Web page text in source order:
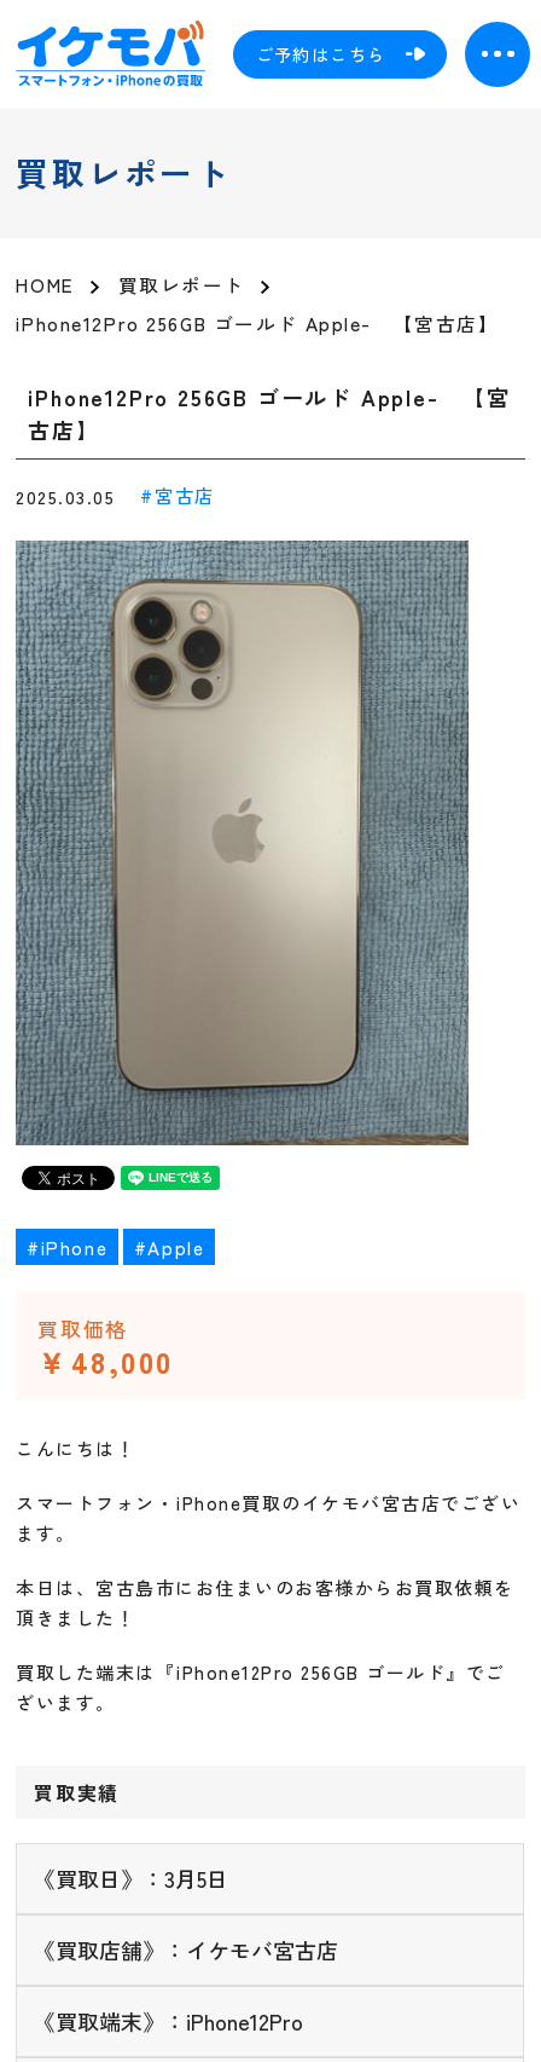
ご予約はこちら
買取レポート
HOME
買取レポート
iPhone12Pro 256GB ゴールド Apple- 【宮古店】
iPhone12Pro 256GB ゴールド Apple- 【宮
古店】
2025.03.05 宮古店
#iPhone #Apple
買取価格
￥48,000
こんにちは！
スマートフォン・iPhone買取のイケモバ宮古店でござい
ます。
本日は、宮古島市にお住まいのお客様からお買取依頼を
頂きました！
買取した端末は『iPhone12Pro 256GB ゴールド』でご
ざいます。
買取実績
《買取日》：3月5日
《買取店舗》：イケモバ宮古店
《買取端末》：iPhone12Pro